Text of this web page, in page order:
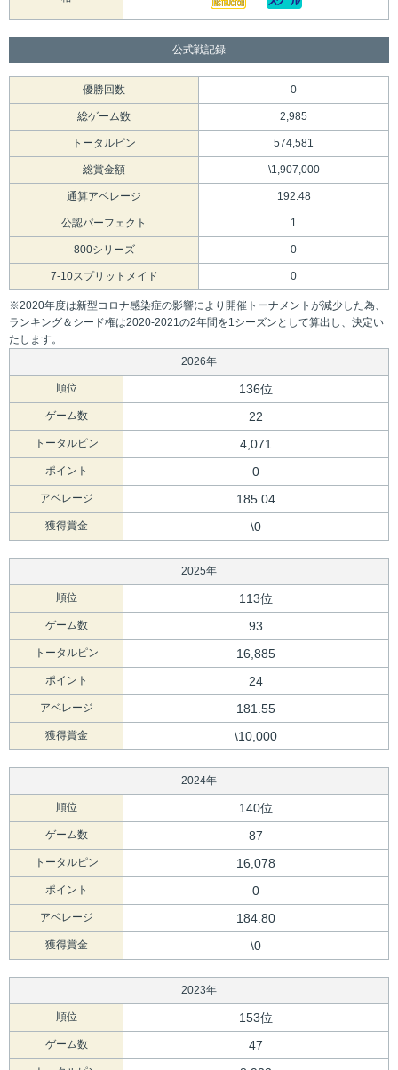
公式戦記録
優勝回数 0
総ゲーム数 2,985
トータルピン 574,581
総賞金額 \1,907,000
通算アベレージ 192.48
公認パーフェクト 1
800シリーズ 0
7-10スプリットメイド 0
※2020年度は新型コロナ感染症の影響により開催トーナメントが減少した為、
ランキング＆シード権は2020-2021の2年間を1シーズンとして算出し、決定い
たします。
2026年
順位 136位
ゲーム数 22
トータルピン 4,071
ポイント 0
アベレージ 185.04
獲得賞金 \0
2025年
順位 113位
ゲーム数 93
トータルピン 16,885
ポイント 24
アベレージ 181.55
獲得賞金 \10,000
2024年
順位 140位
ゲーム数 87
トータルピン 16,078
ポイント 0
アベレージ 184.80
獲得賞金 \0
2023年
順位 153位
ゲーム数 47